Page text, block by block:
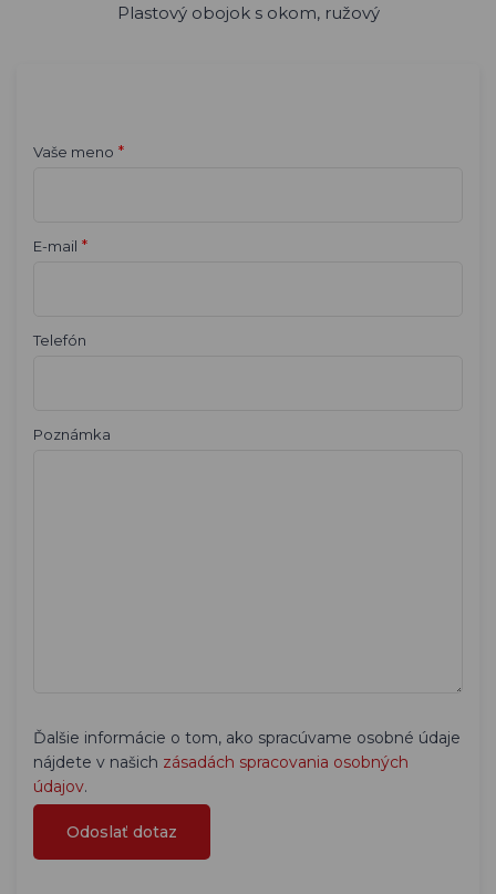
Plastový obojok s okom, ružový
Vaše meno *
E-mail *
Telefón
Poznámka
Ďalšie informácie o tom, ako spracúvame osobné údaje
nájdete v našich zásadách spracovania osobných
údajov.